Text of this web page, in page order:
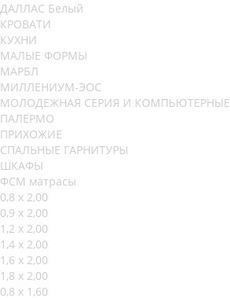
ДАЛЛАС Белый
КРОВАТИ
КУХНИ
МАЛЫЕ ФОРМЫ
МАРБЛ
МИЛЛЕНИУМ-ЭОС
МОЛОДЕЖНАЯ СЕРИЯ И КОМПЬЮТЕРНЫЕ
ПАЛЕРМО
ПРИХОЖИЕ
СПАЛЬНЫЕ ГАРНИТУРЫ
ШКАФЫ
ФСМ матрасы
0,8 х 2,00
0,9 х 2,00
1,2 х 2,00
1,4 х 2,00
1,6 х 2,00
1,8 х 2,00
0,8 х 1,60